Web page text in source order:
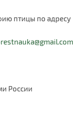
птицы по адресу
России